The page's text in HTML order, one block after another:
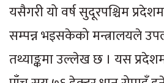
यसैगरी यो वर्ष सुदूरपश्चिम
सम्पन्न भइसकेको मन्त्रालयले
तथ्याङ्कमा उल्लेख छ । यस